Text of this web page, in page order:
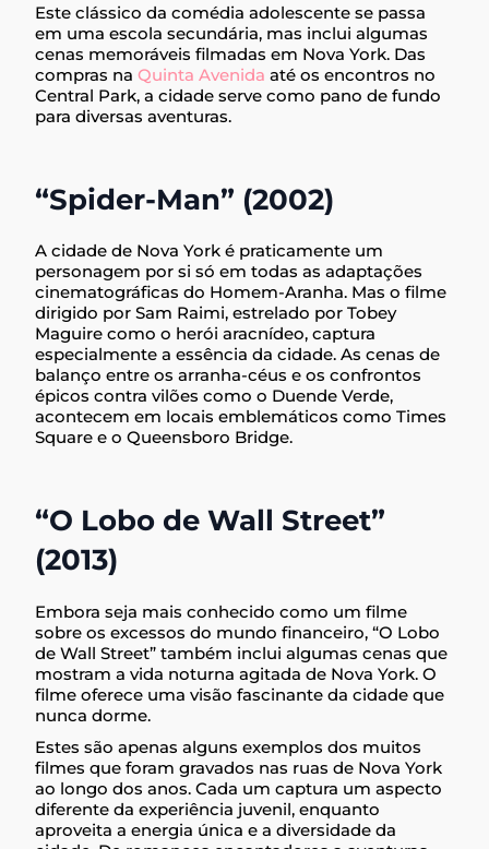
Este clássico da comédia adolescente se passa
em uma escola secundária, mas inclui algumas
cenas memoráveis filmadas em Nova York. Das
compras na Quinta Avenida até os encontros no
Central Park, a cidade serve como pano de fundo
para diversas aventuras.
“Spider-Man” (2002)
A cidade de Nova York é praticamente um
personagem por si só em todas as adaptações
cinematográficas do Homem-Aranha. Mas o filme
dirigido por Sam Raimi, estrelado por Tobey
Maguire como o herói aracnídeo, captura
especialmente a essência da cidade. As cenas de
balanço entre os arranha-céus e os confrontos
épicos contra vilões como o Duende Verde,
acontecem em locais emblemáticos como Times
Square e o Queensboro Bridge.
“O Lobo de Wall Street”
(2013)
Embora seja mais conhecido como um filme
sobre os excessos do mundo financeiro, “O Lobo
de Wall Street” também inclui algumas cenas que
mostram a vida noturna agitada de Nova York. O
filme oferece uma visão fascinante da cidade que
nunca dorme.
Estes são apenas alguns exemplos dos muitos
filmes que foram gravados nas ruas de Nova York
ao longo dos anos. Cada um captura um aspecto
diferente da experiência juvenil, enquanto
aproveita a energia única e a diversidade da